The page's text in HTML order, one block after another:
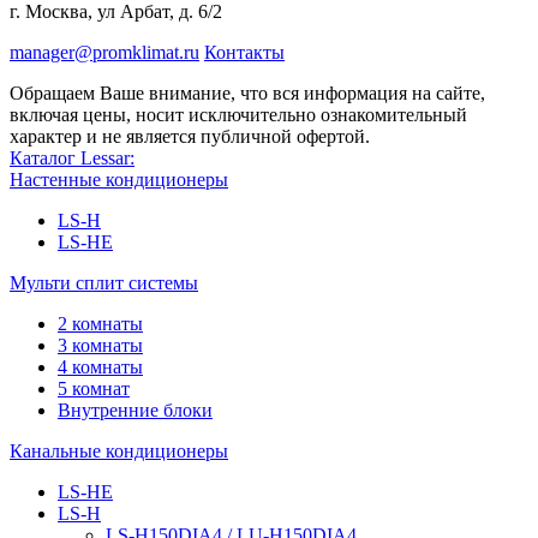
г. Москва, ул Арбат, д. 6/2
manager@promklimat.ru Контакты
Обращаем Ваше внимание, что вся информация на сайте,
включая цены, носит исключительно ознакомительный
характер и не является публичной офертой.
Каталог Lessar:
Настенные кондиционеры
LS-H
LS-HE
Мульти сплит системы
2 комнаты
3 комнаты
4 комнаты
5 комнат
Внутренние блоки
Канальные кондиционеры
LS-HE
LS-H